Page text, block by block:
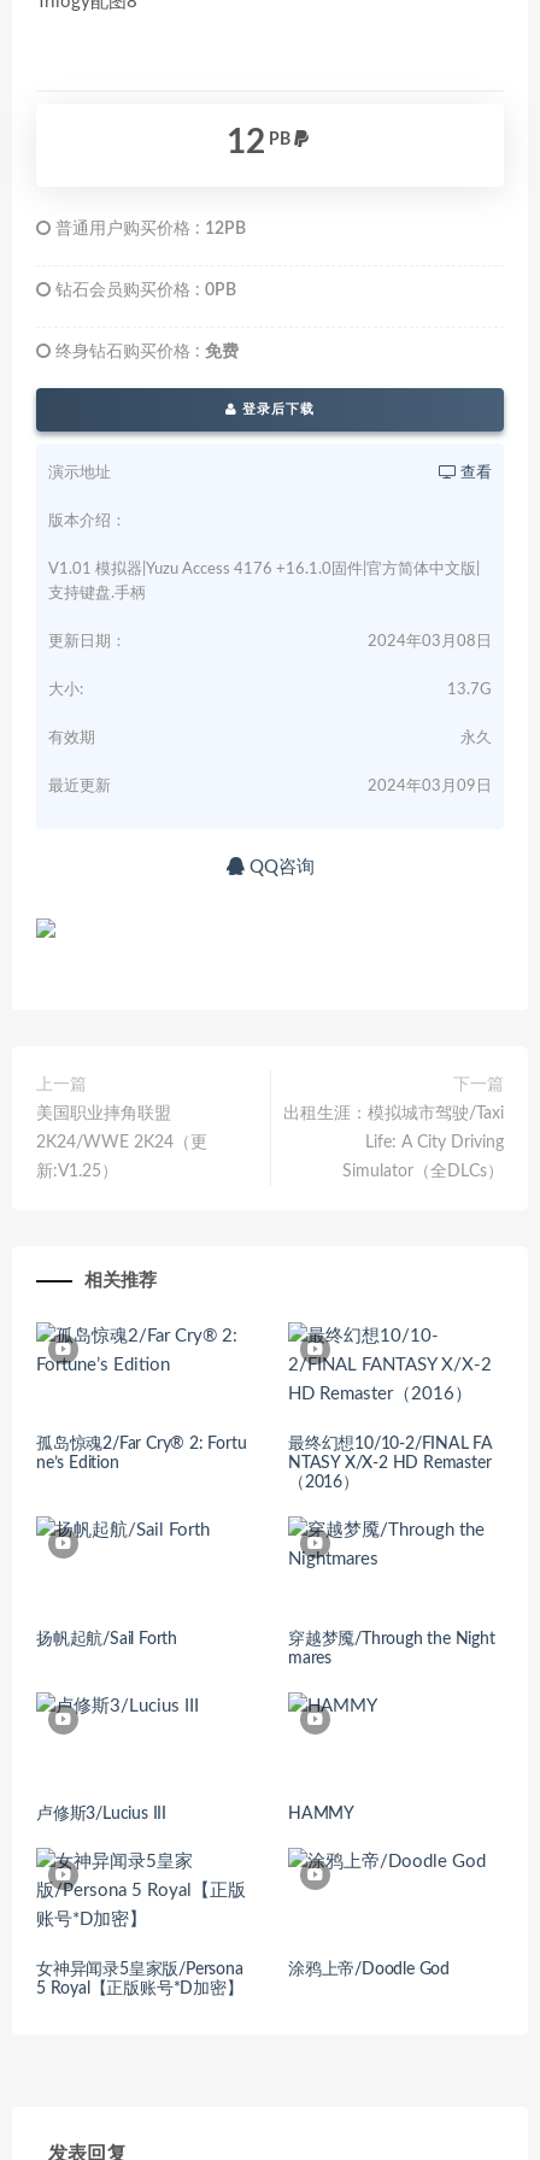
12 PB
普通用户购买价格 : 12PB
钻石会员购买价格 : 0PB
终身钻石购买价格 : 免费
登录后下载
演示地址 查看
版本介绍：
V1.01 模拟器|Yuzu Access 4176 +16.1.0固件|官方简体中文版|
支持键盘.手柄
更新日期： 2024年03月08日
大小: 13.7G
有效期 永久
最近更新 2024年03月09日
QQ咨询
上一篇
美国职业摔角联盟
2K24/WWE 2K24（更
新:V1.25）
下一篇
出租生涯：模拟城市驾驶/Taxi
Life: A City Driving
Simulator（全DLCs）
相关推荐
孤岛惊魂2/Far Cry® 2: Fortu
ne’s Edition
最终幻想10/10-2/FINAL FA
NTASY X/X-2 HD Remaster
（2016）
扬帆起航/Sail Forth
穿越梦魇/Through the Night
mares
卢修斯3/Lucius III HAMMY
女神异闻录5皇家版/Persona
5 Royal【正版账号*D加密】
涂鸦上帝/Doodle God
发表回复